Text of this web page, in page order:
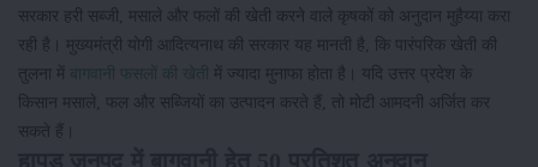
सरकार हरी सब्जी, मसाले और फलों की खेती करने वाले कृषकों को अनुदान मुहैय्या करा
रही है। मुख्यमंत्री योगी आदित्यनाथ की सरकार यह मानती है, कि पारंपरिक खेती की
तुलना में
बागवानी फसलों की खेती
में ज्यादा मुनाफा होता है। यदि उत्तर प्रदेश के
किसान मसाले, फल और सब्जियों का उत्पादन करते हैं, तो मोटी आमदनी अर्जित कर
सकते हैं।